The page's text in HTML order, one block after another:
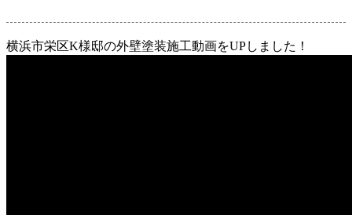
横浜市栄区K様邸の外壁塗装施工動画をUPしました！